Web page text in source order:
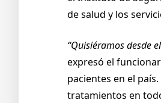
de salud y los
“Quisiéramos desde
expresó el
pacientes en el
tratamientos en